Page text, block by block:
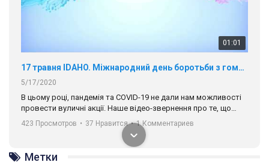
01:01
17 травня IDAHO. Міжнародний день боротьби з гомофобією трансфобією і біфобія.
5/17/2020
В цьому році, пандемія та COVІD-19 не дали нам можливості
провести вуличні акції. Наше відео-звернення про те, що
навіть коли ми у різних містах та не можемо зустрінеться, ми
разом. Ми закликаємо всіх хто поділяє цінності рівності та
солідарності, приєднатися до нас. Регіональні підрозділи
ГАУ є в 16 областях України.
Разом наш голос лунає гучніше!
423 Просмотров • 37 Нравится • 1 Комментариев
Метки